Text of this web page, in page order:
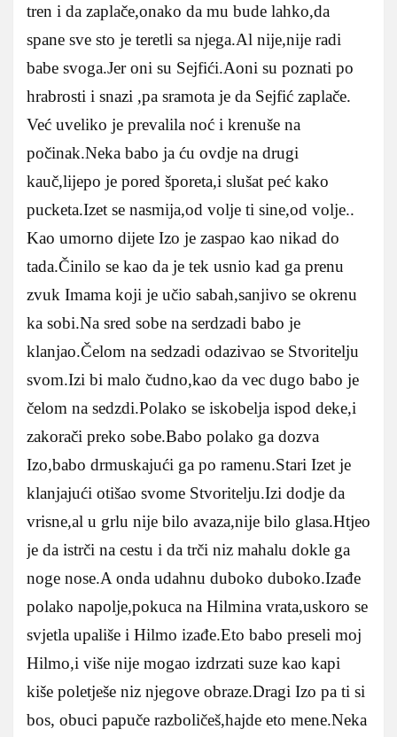
tren i da zaplače,onako da mu bude lahko,da
spane sve sto je teretli sa njega.Al nije,nije radi
babe svoga.Jer oni su Sejfići.Aoni su poznati po
hrabrosti i snazi ,pa sramota je da Sejfić zaplače.
Već uveliko je prevalila noć i krenuše na
počinak.Neka babo ja ću ovdje na drugi
kauč,lijepo je pored šporeta,i slušat peć kako
pucketa.Izet se nasmija,od volje ti sine,od volje..
Kao umorno dijete Izo je zaspao kao nikad do
tada.Činilo se kao da je tek usnio kad ga prenu
zvuk Imama koji je učio sabah,sanjivo se okrenu
ka sobi.Na sred sobe na serdzadi babo je
klanjao.Čelom na sedzadi odazivao se Stvoritelju
svom.Izi bi malo čudno,kao da vec dugo babo je
čelom na sedzdi.Polako se iskobelja ispod deke,i
zakorači preko sobe.Babo polako ga dozva
Izo,babo drmuskajući ga po ramenu.Stari Izet je
klanjajući otišao svome Stvoritelju.Izi dodje da
vrisne,al u grlu nije bilo avaza,nije bilo glasa.Htjeo
je da istrči na cestu i da trči niz mahalu dokle ga
noge nose.A onda udahnu duboko duboko.Izađe
polako napolje,pokuca na Hilmina vrata,uskoro se
svjetla upališe i Hilmo izađe.Eto babo preseli moj
Hilmo,i više nije mogao izdrzati suze kao kapi
kiše poletješe niz njegove obraze.Dragi Izo pa ti si
bos, obuci papuče razboličeš,hajde eto mene.Neka